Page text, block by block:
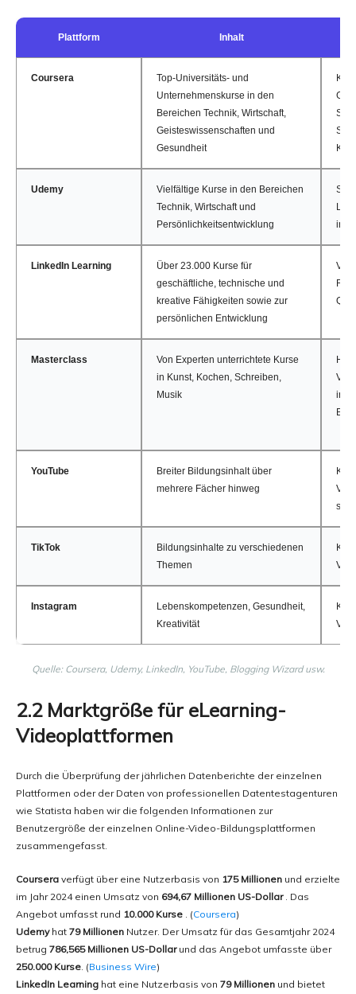
Plattform Inhalt
Coursera
Top-Universitäts- und
Unternehmenskurse in den
Bereichen Technik, Wirtschaft,
Geisteswissenschaften und
Gesundheit
Udemy
Vielfältige Kurse in den Bereichen
Technik, Wirtschaft und
Persönlichkeitsentwicklung
LinkedIn Learning
Über 23.000 Kurse für
geschäftliche, technische und
kreative Fähigkeiten sowie zur
persönlichen Entwicklung
Masterclass
Von Experten unterrichtete Kurse
in Kunst, Kochen, Schreiben,
Musik
YouTube
Breiter Bildungsinhalt über
mehrere Fächer hinweg
TikTok
Bildungsinhalte zu verschiedenen
Themen
Instagram
Lebenskompetenzen, Gesundheit,
Kreativität
Quelle: Coursera, Udemy, LinkedIn, YouTube, Blogging Wizard usw.
2.2 Marktgröße für eLearning-
Videoplattformen
Durch die Überprüfung der jährlichen Datenberichte der einzelnen
Plattformen oder der Daten von professionellen Datentestagenturen
wie Statista haben wir die folgenden Informationen zur
Benutzergröße der einzelnen Online-Video-Bildungsplattformen
zusammengefasst.
Coursera verfügt über eine Nutzerbasis von 175 Millionen und erzielte
im Jahr 2024 einen Umsatz von 694,67 Millionen US-Dollar. Das
Angebot umfasst rund 10.000 Kurse . (Coursera)
Udemyhat 79 Millionen Nutzer. Der Umsatz für das Gesamtjahr 2024
betrug 786,565 Millionen US-Dollarund das Angebot umfasste über
250.000 Kurse . (Business Wire)
LinkedIn Learning hat eine Nutzerbasis von 79 Millionen und bietet